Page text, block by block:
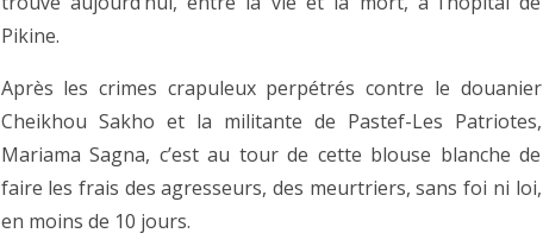
Pikine.
Après les crimes crapuleux perpétrés contre le douanier
Cheikhou Sakho et la militante de Pastef-Les Patriotes,
Mariama Sagna, c’est au tour de cette blouse blanche de
faire les frais des agresseurs, des meurtriers, sans foi ni loi,
en moins de 10 jours.